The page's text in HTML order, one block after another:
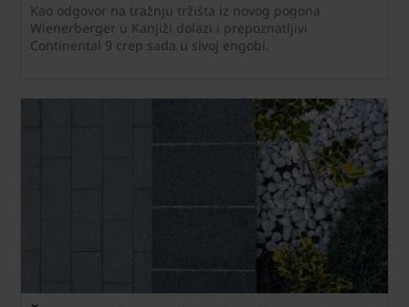
Kao odgovor na tražnju tržišta iz novog pogona
Wienerberger u Kanjiži dolazi i prepoznatljivi
Continental 9 crep sada u sivoj engobi.